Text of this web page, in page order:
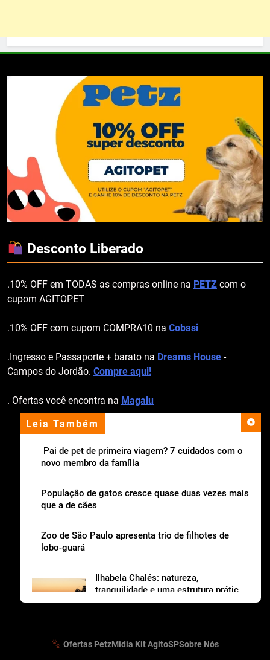
Leia Também
Pai de pet de primeira viagem? 7 cuidados com o
novo membro da família
População de gatos cresce quase duas vezes mais
que a de cães
Zoo de São Paulo apresenta trio de filhotes de
lobo-guará
Ilhabela Chalés: natureza,
tranquilidade e uma estrutura prática
para viajar com os dogs
Desconto Liberado
.10% OFF em TODAS as compras online na PETZ com o
cupom AGITOPET
.10% OFF com cupom COMPRA10 na Cobasi
.Ingresso e Passaporte + barato na Dreams House -
Campos do Jordão. Compre aqui!
. Ofertas você encontra na Magalu
apoio institucional
Ofertas PetzMidia Kit AgitoSPSobre Nós